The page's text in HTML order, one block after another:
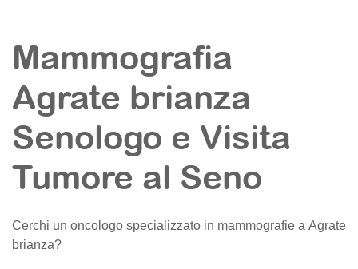
Mammografia
Agrate brianza
Senologo e Visita
Tumore al Seno
Cerchi un oncologo specializzato in mammografie a Agrate
brianza?